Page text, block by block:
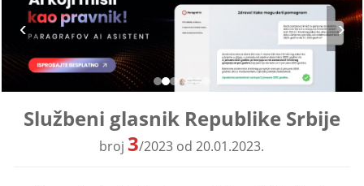
Službeni glasnik Republike Srbije
broj 3/2023 od 20.01.2023.